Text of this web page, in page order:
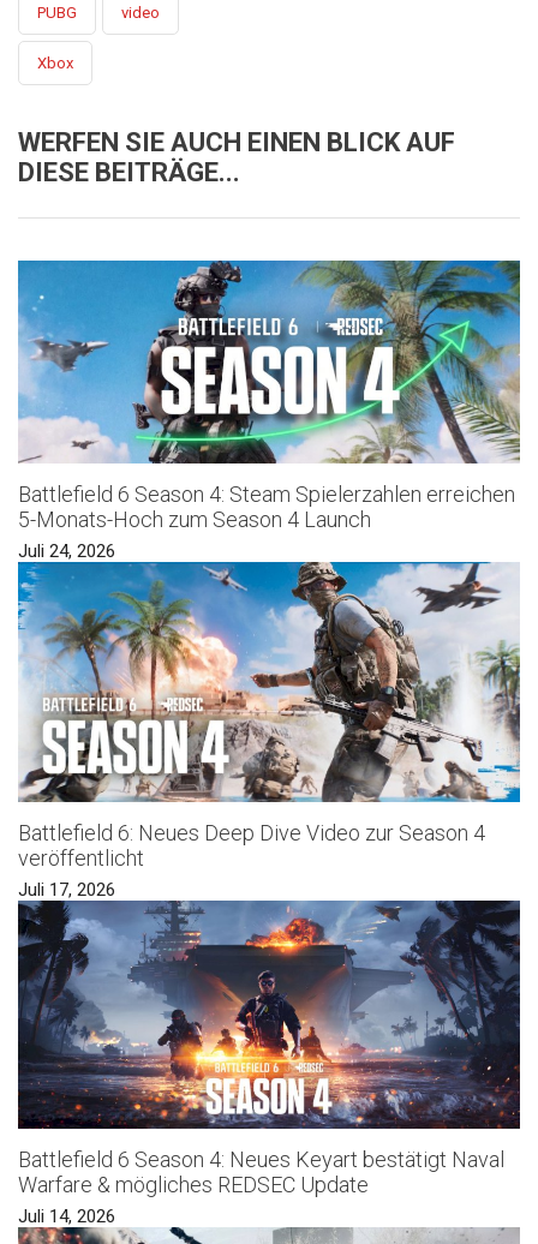
PUBG video
Xbox
WERFEN SIE AUCH EINEN BLICK AUF
DIESE BEITRÄGE...
Battlefield 6 Season 4: Steam Spielerzahlen erreichen
5-Monats-Hoch zum Season 4 Launch
Juli 24, 2026
Battlefield 6: Neues Deep Dive Video zur Season 4
veröffentlicht
Juli 17, 2026
Battlefield 6 Season 4: Neues Keyart bestätigt Naval
Warfare & mögliches REDSEC Update
Juli 14, 2026